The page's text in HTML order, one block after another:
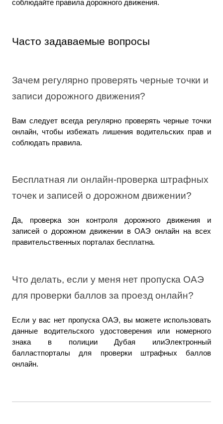
соблюдайте правила дорожного движения.
Часто задаваемые вопросы
Зачем регулярно проверять черные точки и
записи дорожного движения?
Вам следует всегда регулярно проверять черные точки
онлайн, чтобы избежать лишения водительских прав и
соблюдать правила.
Бесплатная ли онлайн-проверка штрафных
точек и записей о дорожном движении?
Да, проверка зон контроля дорожного движения и
записей о дорожном движении в ОАЭ онлайн на всех
правительственных порталах бесплатна.
Что делать, если у меня нет пропуска ОАЭ
для проверки баллов за проезд онлайн?
Если у вас нет пропуска ОАЭ, вы можете использовать
данные водительского удостоверения или номерного
знака в полиции Дубая илиЭлектронный
балластпорталы для проверки штрафных баллов
онлайн.